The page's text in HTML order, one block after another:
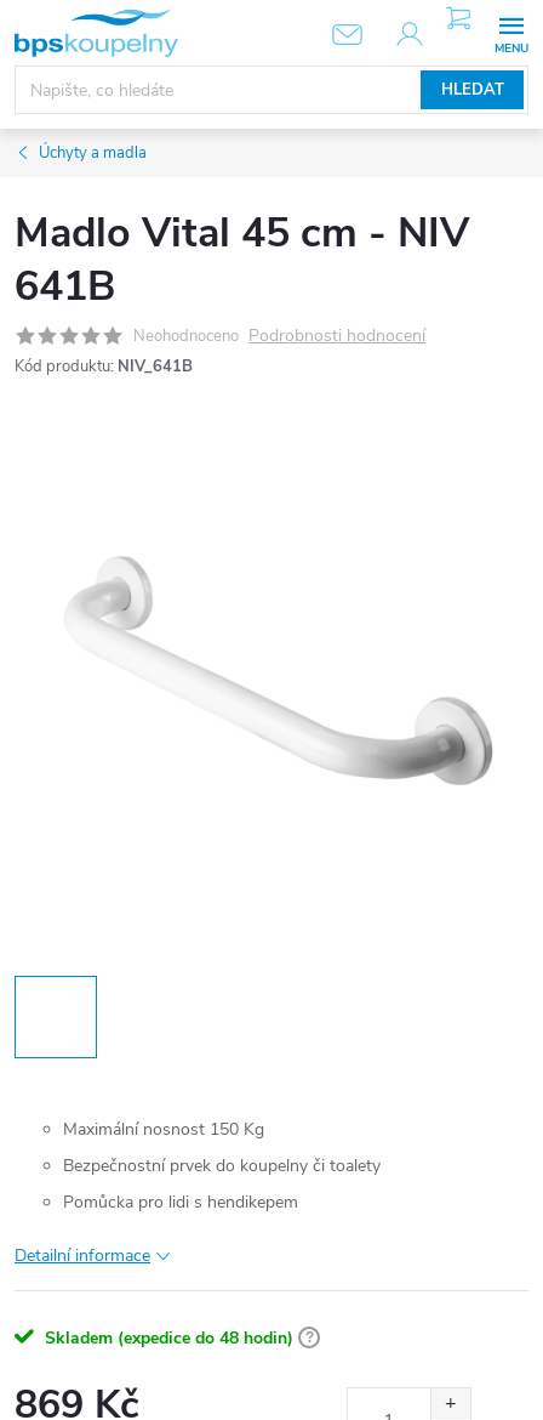
obsah
HLEDAT
NÁKUPNÍ
KOŠÍK
Úchyty a madla
Madlo Vital 45 cm - NIV
641B
Neohodnoceno Podrobnosti hodnocení
Kód produktu: NIV_641B
Maximální nosnost 150 Kg
Bezpečnostní prvek do koupelny či toalety
Pomůcka pro lidi s hendikepem
Detailní informace
Skladem (expedice do 48 hodin) ?
869 Kč